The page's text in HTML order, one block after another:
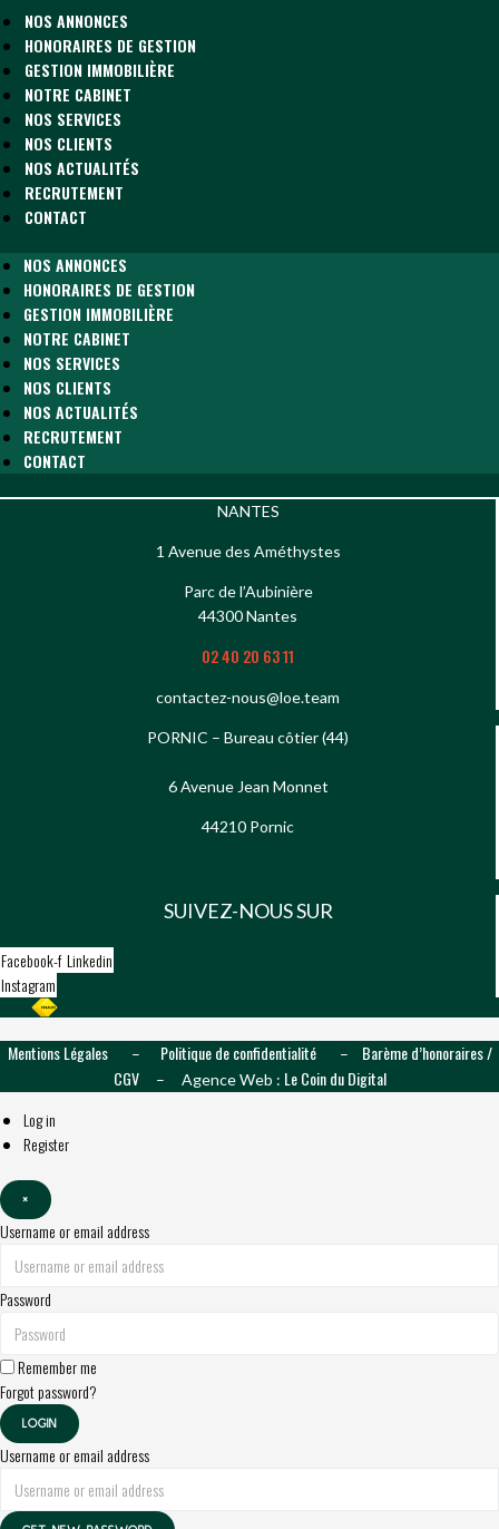
NOS ANNONCES
HONORAIRES DE GESTION
GESTION IMMOBILIÈRE
NOTRE CABINET
NOS SERVICES
NOS CLIENTS
NOS ACTUALITÉS
RECRUTEMENT
CONTACT
NOS ANNONCES
HONORAIRES DE GESTION
GESTION IMMOBILIÈRE
NOTRE CABINET
NOS SERVICES
NOS CLIENTS
NOS ACTUALITÉS
RECRUTEMENT
CONTACT
NANTES
1 Avenue des Améthystes
Parc de l’Aubinière
44300 Nantes
02 40 20 63 11
contactez-nous@loe.team
PORNIC – Bureau côtier (44)
6 Avenue Jean Monnet
44210 Pornic
SUIVEZ-NOUS SUR
Facebook-f Linkedin
Instagram
Mentions Légales– Politique de confidentialité– Barème d’honoraires /
CGV– Agence Web : Le Coin du Digital
Log in
Register
×
Username or email address
Password
Remember me
Forgot password?
LOGIN
Username or email address